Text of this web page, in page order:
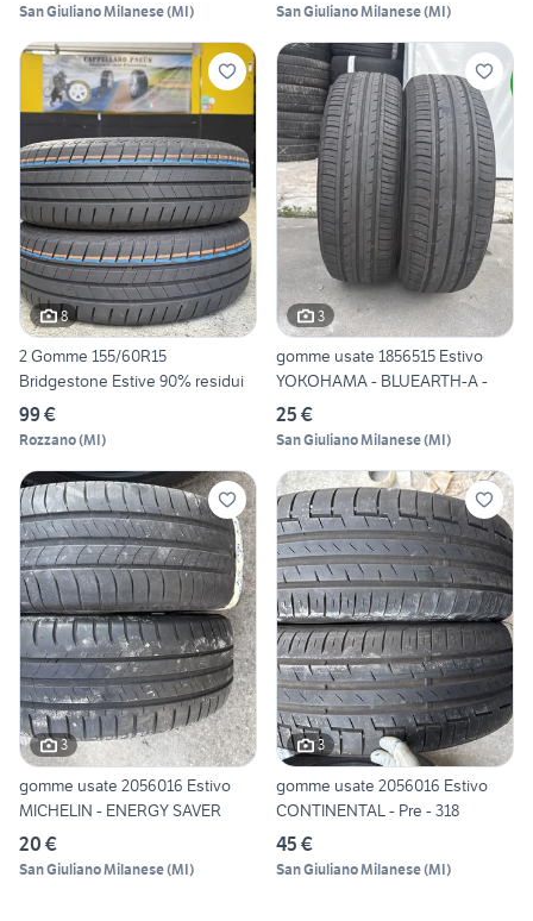
San Giuliano Milanese(MI) San Giuliano Milanese(MI)
8
2 Gomme 155/60R15
Bridgestone Estive 90% residui
99 €
Rozzano(MI)
3
gomme usate 1856515 Estivo
YOKOHAMA - BLUEARTH-A -
25 €
San Giuliano Milanese(MI)
3
gomme usate 2056016 Estivo
MICHELIN - ENERGY SAVER
20 €
San Giuliano Milanese(MI)
3
gomme usate 2056016 Estivo
CONTINENTAL - Pre - 318
45 €
San Giuliano Milanese(MI)